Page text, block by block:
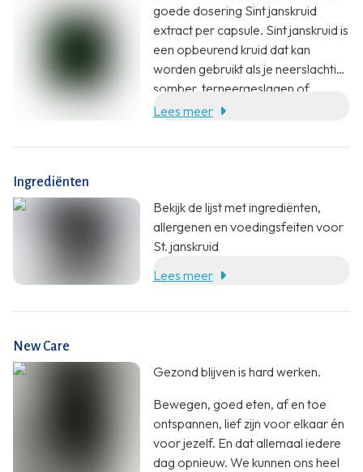
goede dosering Sint janskruid
extract per capsule. Sint janskruid is
een opbeurend kruid dat kan
worden gebruikt als je neerslachtig,
somber, terneergeslagen of
zwaarmoedig bent.
Lees meer
Ingrediënten
Bekijk de lijst met ingrediënten,
allergenen en voedingsfeiten voor
St. janskruid
Lees meer
New Care
Gezond blijven is hard werken.
Bewegen, goed eten, af en toe
ontspannen, lief zijn voor elkaar én
voor jezelf. En dat allemaal iedere
dag opnieuw. We kunnen ons heel